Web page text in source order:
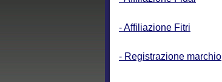
- Affiliazione Fitri
- Registrazione marchio